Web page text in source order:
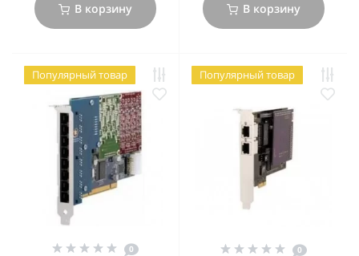
В корзину В корзину
Популярный товар
0
Популярный товар
0